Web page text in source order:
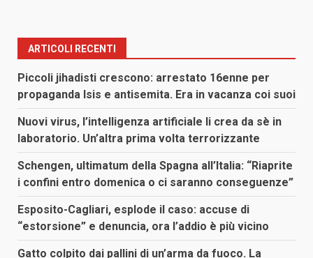
ARTICOLI RECENTI
Piccoli jihadisti crescono: arrestato 16enne per
propaganda Isis e antisemita. Era in vacanza coi suoi
Nuovi virus, l’intelligenza artificiale li crea da sè in
laboratorio. Un’altra prima volta terrorizzante
Schengen, ultimatum della Spagna all’Italia: “Riaprite
i confini entro domenica o ci saranno conseguenze”
Esposito-Cagliari, esplode il caso: accuse di
“estorsione” e denuncia, ora l’addio è più vicino
Gatto colpito dai pallini di un’arma da fuoco. La